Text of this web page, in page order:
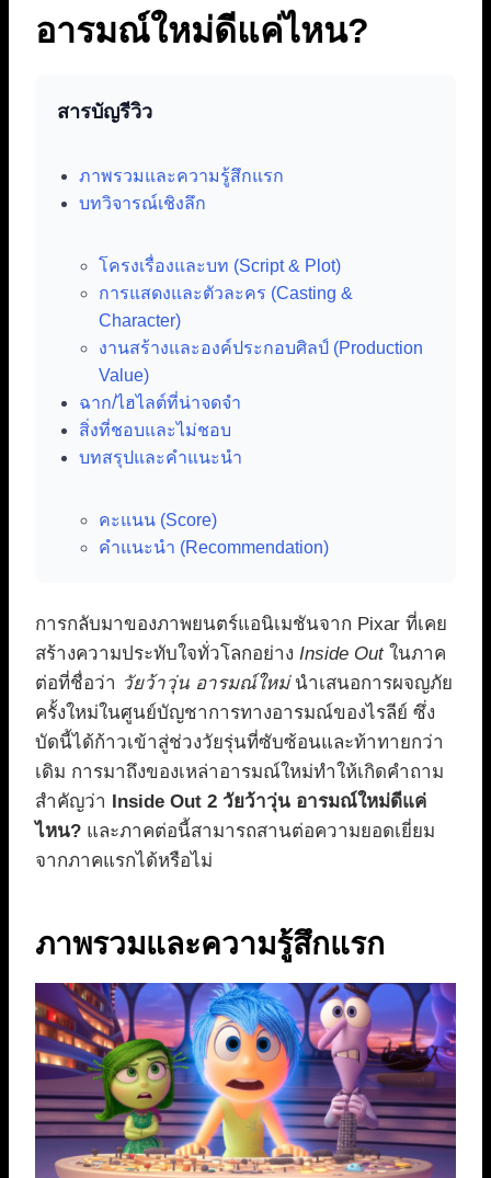
อารมณ์ใหม่ดีแค่ไหน?
สารบัญรีวิว
ภาพรวมและความรู้สึกแรก
บทวิจารณ์เชิงลึก
โครงเรื่องและบท (Script & Plot)
การแสดงและตัวละคร (Casting &
Character)
งานสร้างและองค์ประกอบศิลป์ (Production
Value)
ฉาก/ไฮไลต์ที่น่าจดจำ
สิ่งที่ชอบและไม่ชอบ
บทสรุปและคำแนะนำ
คะแนน (Score)
คำแนะนำ (Recommendation)
การกลับมาของภาพยนตร์แอนิเมชันจาก Pixar ที่เคย
สร้างความประทับใจทั่วโลกอย่าง Inside Outในภาค
ต่อที่ชื่อว่า วัยว้าวุ่น อารมณ์ใหม่นำเสนอการผจญภัย
ครั้งใหม่ในศูนย์บัญชาการทางอารมณ์ของไรลีย์ ซึ่ง
บัดนี้ได้ก้าวเข้าสู่ช่วงวัยรุ่นที่ซับซ้อนและท้าทายกว่า
เดิม การมาถึงของเหล่าอารมณ์ใหม่ทำให้เกิดคำถาม
สำคัญว่า
Inside Out 2 วัยว้าวุ่น อารมณ์ใหม่ดีแค่
ไหน? และภาคต่อนี้สามารถสานต่อความยอดเยี่ยม
จากภาคแรกได้หรือไม่
ภาพรวมและความรู้สึกแรก